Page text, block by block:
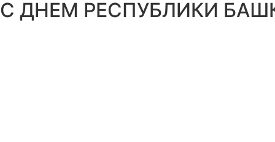
С ДНЕМ РЕСПУБЛИКИ